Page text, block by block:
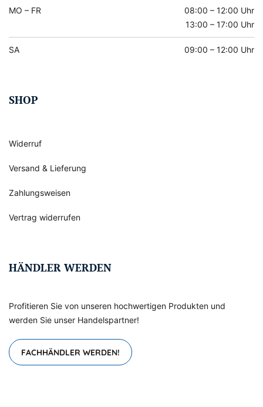
MO – FR
08:00 – 12:00 Uhr
13:00 – 17:00 Uhr
SA 09:00 – 12:00 Uhr
SHOP
Widerruf
Versand & Lieferung
Zahlungsweisen
Vertrag widerrufen
HÄNDLER WERDEN
Profitieren Sie von unseren hochwertigen Produkten und
werden Sie unser Handelspartner!
FACHHÄNDLER WERDEN!